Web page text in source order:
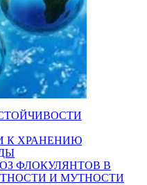
К ХРАНЕНИЮ
ФЛОКУЛЯНТОВ В
И МУТНОСТИ